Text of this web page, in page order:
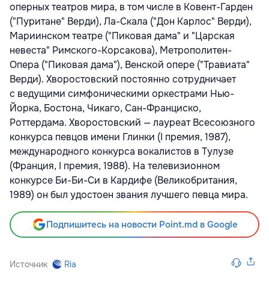
оперных театров мира, в том числе в Ковент-Гарден
("Пуритане" Верди), Ла-Скала ("Дон Карлос" Верди),
Мариинском театре ("Пиковая дама" и "Царская
невеста" Римского-Корсакова), Метрополитен-
Опера ("Пиковая дама"), Венской опере ("Травиата"
Верди). Хворостовский постоянно сотрудничает
с ведущими симфоническими оркестрами Нью-
Йорка, Бостона, Чикаго, Сан-Франциско,
Роттердама. Хворостовский — лауреат Всесоюзного
конкурса певцов имени Глинки (I премия, 1987),
международного конкурса вокалистов в Тулузе
(Франция, I премия, 1988). На телевизионном
конкурсе Би-Би-Си в Кардифе (Великобритания,
1989) он был удостоен звания лучшего певца мира.
Подпишитесь на новости Point.md в Google
Источник Ria